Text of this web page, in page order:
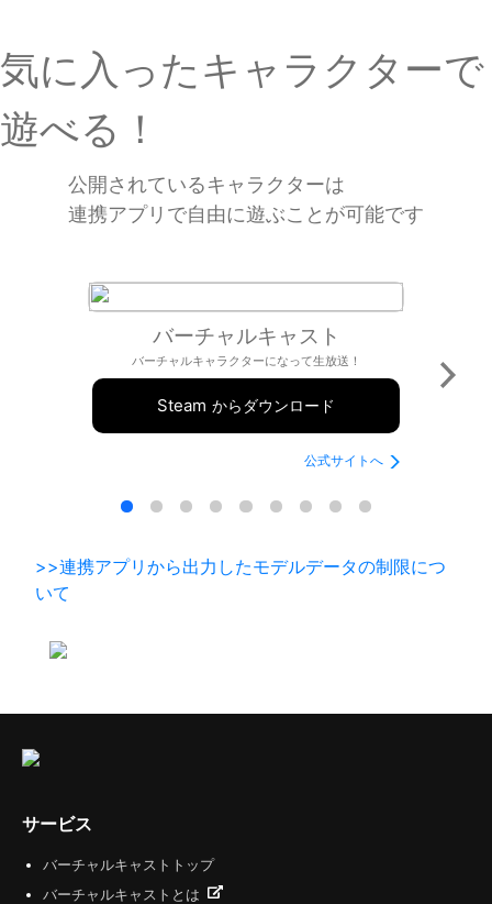
気に入ったキャラクターで
遊べる！
公開されているキャラクターは
連携アプリで自由に遊ぶことが可能です
バーチャルキャスト
バーチャルキャラクターになって生放送！
Steam からダウンロード
公式サイトへ
>>連携アプリから出力したモデルデータの制限につ
いて
サービス
バーチャルキャストトップ
バーチャルキャストとは